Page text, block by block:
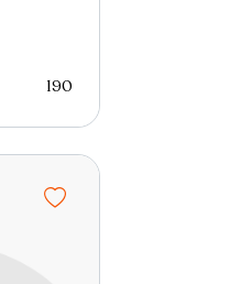
190